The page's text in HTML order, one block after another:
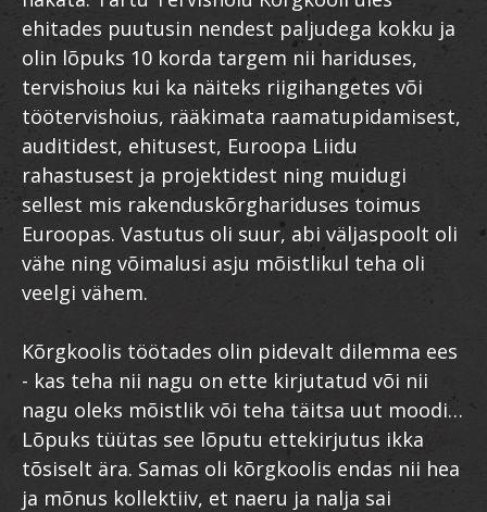
ehitades puutusin nendest paljudega kokku ja
olin lõpuks 10 korda targem nii hariduses,
tervishoius kui ka näiteks riigihangetes või
töötervishoius, rääkimata raamatupidamisest,
auditidest, ehitusest, Euroopa Liidu
rahastusest ja projektidest ning muidugi
sellest mis rakenduskõrghariduses toimus
Euroopas. Vastutus oli suur, abi väljaspoolt oli
vähe ning võimalusi asju mõistlikul teha oli
veelgi vähem.
Kõrgkoolis töötades olin pidevalt dilemma ees
- kas teha nii nagu on ette kirjutatud või nii
nagu oleks mõistlik või teha täitsa uut moodi…
Lõpuks tüütas see lõputu ettekirjutus ikka
tõsiselt ära. Samas oli kõrgkoolis endas nii hea
ja mõnus kollektiiv, et naeru ja nalja sai